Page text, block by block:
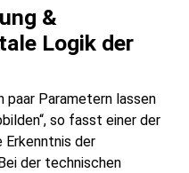
&
Logik der
paar Parametern lassen
so fasst einer der
Erkenntnis der
der technischen